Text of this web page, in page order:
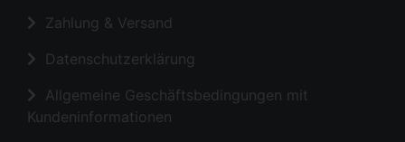
Zahlung & Versand
Datenschutzerklärung
Allgemeine Geschäftsbedingungen mit
Kundeninformationen